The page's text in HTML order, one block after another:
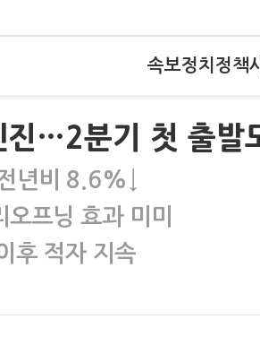
속보정치 정책
진…2분기 첫 출발
년비 8.6%↓
프닝 효과 미미
후 적자 지속